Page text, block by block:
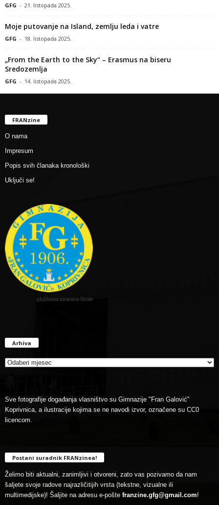
GFG - 21. listopada 2025.
Moje putovanje na Island, zemlju leda i vatre
GFG - 18. listopada 2025.
„From the Earth to the Sky“ – Erasmus na biseru
Sredozemlja
GFG - 14. listopada 2025.
FRANzine
O nama
Impresum
Popis svih članaka kronološki
Uključi se!
službena stranica škole
Arhiva
Sve fotografije događanja vlasništvo su Gimnazije "Fran Galović"
Koprivnica, a ilustracije kojima se ne navodi izvor, označene su CC0
licencom.
Postani suradnik FRANzinea!
Želimo biti aktualni, zanimljivi i otvoreni, zato vas pozivamo da nam
šaljete svoje radove najrazličitijih vrsta (tekstne, vizualne ili
multimedijske)! Šaljite na adresu e-pošte franzine.gfg@gmail.com!